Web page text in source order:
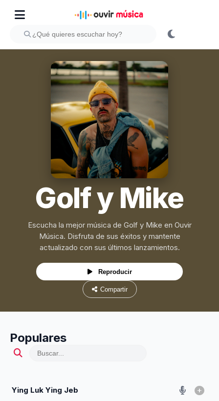
Golf y Mike
Escucha la mejor música de Golf y Mike en Ouvir
Música. Disfruta de sus éxitos y mantente
actualizado con sus últimos lanzamientos.
Reproducir
Compartir
Populares
Ying Luk Ying Jeb